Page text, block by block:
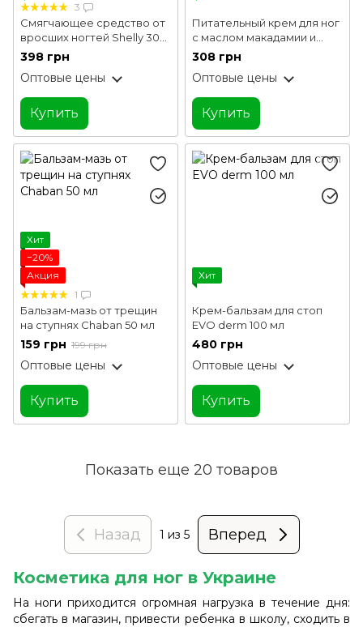
3
Смягчающее средство от
вросших ногтей Shelly 30
мл
398 грн
Оптовые цены
Купить
Питательный крем для ног
с маслом макадамии и
экстрактом эвкалипта
Shelly 200 мл
308 грн
Оптовые цены
Купить
Хит
−20%
Акция
1
Бальзам-мазь от трещин
на ступнях Chaban 50 мл
159 грн 199 грн
Оптовые цены
Купить
Хит
Крем-бальзам для стоп
EVO derm 100 мл
480 грн
Оптовые цены
Купить
Показать еще 20 товаров
Назад 1 из 5 Вперед
Косметика для ног в Украине
На ноги приходится огромная нагрузка в течение дня:
сбегать в магазин, привести ребенка в школу, сходить в